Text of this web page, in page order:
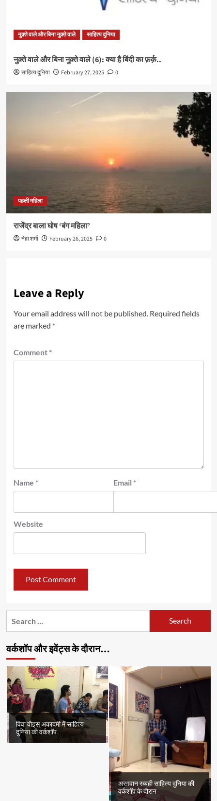
नुक़्ते वाले और बिना नुक़्ते वाले साहित्य दुनिया
नुक़्ते वाले और बिना नुक़्ते वाले (6): क्या है बिंदी का फ़र्क़..
साहित्य दुनिया February 27, 2025 0
पहली महिला
राजेंद्र बाला घोष ‘बंग महिला’
नेहा शर्मा February 26, 2025 0
Leave a Reply
Your email address will not be published. Required fields
are marked *
Comment *
Name * Email *
Website
वर्कशॉप और इवेंट्स के दौरान…
विवा वौइस् अकादमी में साहित्य
दुनिया की वर्कशॉप
अरग़वान रब्बही साहित्य दुनिया की
वर्कशॉप के दौरान